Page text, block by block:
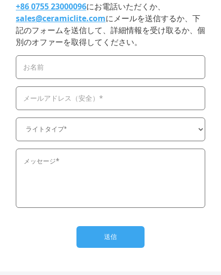
+86 0755 23000096にお電話いただくか、
sales@ceramiclite.comにメールを送信するか、下
記のフォームを送信して、詳細情報を受け取るか、個
別のオファーを取得してください。
お名前
メールアドレス（安全）*
送信